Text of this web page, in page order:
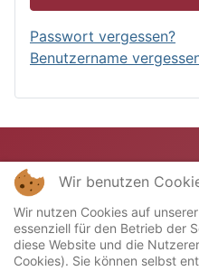
Passwort vergessen?
Benutzername
Wir benutzen
Wir nutzen Cookies auf
essenziell für den Betrieb der
diese Website und die
Cookies). Sie können selbst